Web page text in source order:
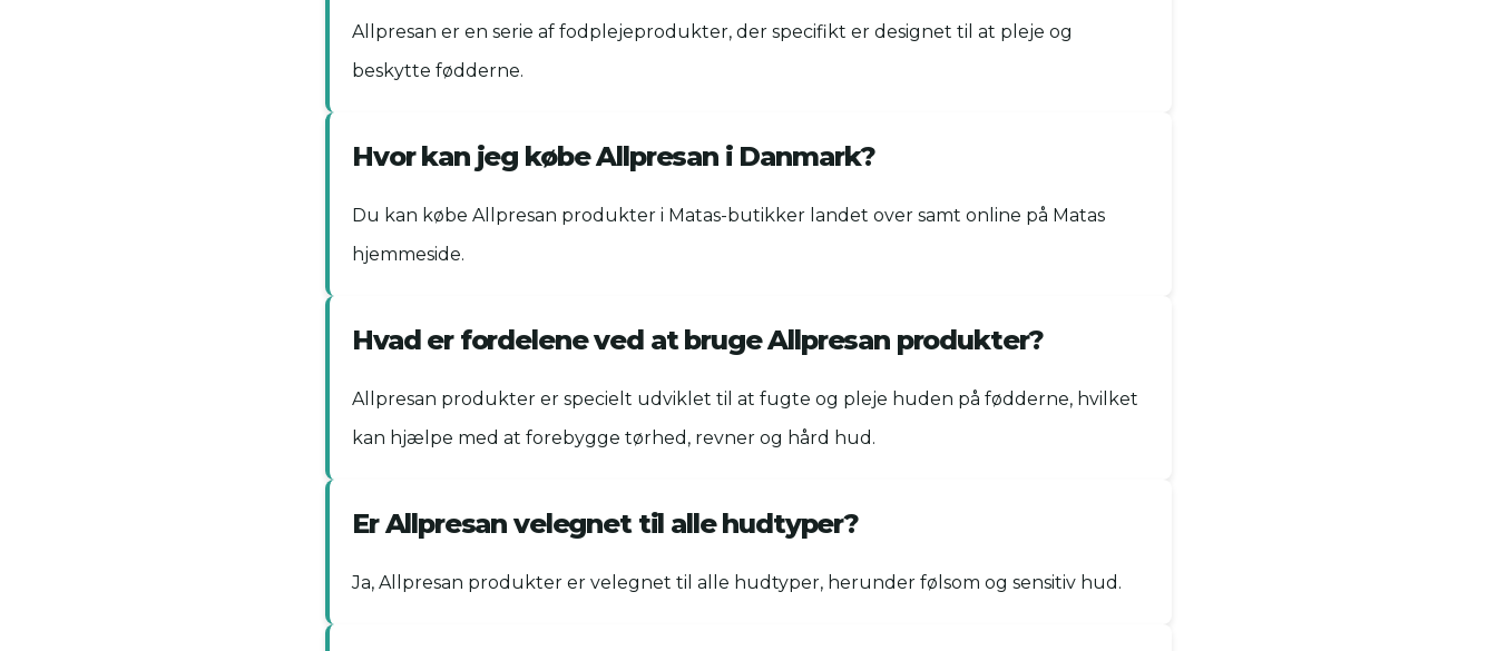
Allpresan er en serie af fodplejeprodukter, der specifikt er designet til at pleje og
beskytte fødderne.
Hvor kan jeg købe Allpresan i Danmark?
Du kan købe Allpresan produkter i Matas-butikker landet over samt online på Matas
hjemmeside.
Hvad er fordelene ved at bruge Allpresan produkter?
Allpresan produkter er specielt udviklet til at fugte og pleje huden på fødderne, hvilket
kan hjælpe med at forebygge tørhed, revner og hård hud.
Er Allpresan velegnet til alle hudtyper?
Ja, Allpresan produkter er velegnet til alle hudtyper, herunder følsom og sensitiv hud.